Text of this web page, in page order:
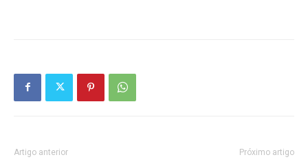
Artigo anterior Próximo artigo